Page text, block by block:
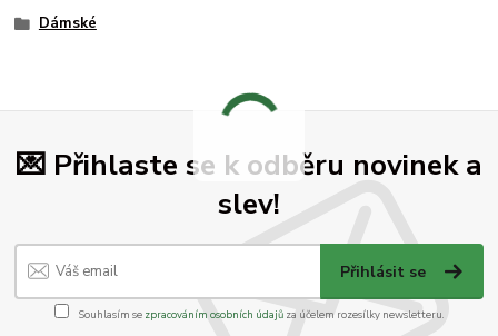
Dámské
💌 Přihlaste se k odběru novinek a
slev!
Přihlásit se
Souhlasím se zpracováním osobních údajůza účelem rozesílky newsletteru.